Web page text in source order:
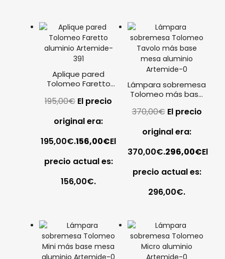
Aplique pared
Tolomeo Faretto
195,00€ El precio
original era:
195,00€.156,00€El
precio actual es:
156,00€.
Lámpara sobremesa
Tolomeo más base
Artemide
370,00€ El precio
original era:
370,00€.296,00€El
precio actual es:
296,00€.